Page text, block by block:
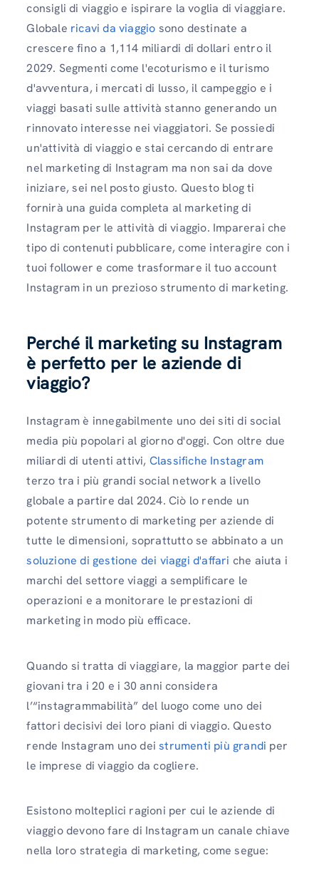
consigli di viaggio e ispirare la voglia di viaggiare.
Globale ricavi da viaggio sono destinate a
crescere fino a 1,114 miliardi di dollari entro il
2029. Segmenti come l'ecoturismo e il turismo
d'avventura, i mercati di lusso, il campeggio e i
viaggi basati sulle attività stanno generando un
rinnovato interesse nei viaggiatori. Se possiedi
un'attività di viaggio e stai cercando di entrare
nel marketing di Instagram ma non sai da dove
iniziare, sei nel posto giusto. Questo blog ti
fornirà una guida completa al marketing di
Instagram per le attività di viaggio. Imparerai che
tipo di contenuti pubblicare, come interagire con i
tuoi follower e come trasformare il tuo account
Instagram in un prezioso strumento di marketing.
Perché il marketing su Instagram
è perfetto per le aziende di
viaggio?
Instagram è innegabilmente uno dei siti di social
media più popolari al giorno d'oggi. Con oltre due
miliardi di utenti attivi, Classifiche Instagram
terzo tra i più grandi social network a livello
globale a partire dal 2024. Ciò lo rende un
potente strumento di marketing per aziende di
tutte le dimensioni, soprattutto se abbinato a un
soluzione di gestione dei viaggi d'affari che aiuta i
marchi del settore viaggi a semplificare le
operazioni e a monitorare le prestazioni di
marketing in modo più efficace.
Quando si tratta di viaggiare, la maggior parte dei
giovani tra i 20 e i 30 anni considera
l’“instagrammabilità” del luogo come uno dei
fattori decisivi dei loro piani di viaggio. Questo
rende Instagram uno deistrumenti più grandi per
le imprese di viaggio da cogliere.
Esistono molteplici ragioni per cui le aziende di
viaggio devono fare di Instagram un canale chiave
nella loro strategia di marketing, come segue: